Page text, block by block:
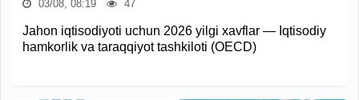
03/08, 08:19 47
Jahon iqtisodiyoti uchun 2026 yilgi xavflar — Iqtisodiy
hamkorlik va taraqqiyot tashkiloti (OECD)